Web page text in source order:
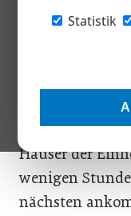
Statistik
Widerstand.
den nächsten.
sich durch die
Häuser der
wenigen
nächsten